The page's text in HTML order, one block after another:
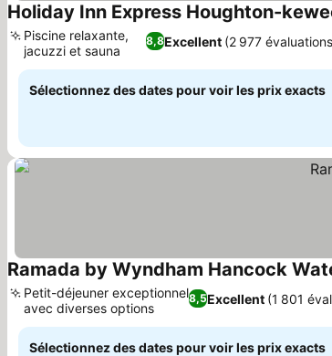
Holiday Inn Express Houghton-
8,8Excellent (2 977
Piscine relaxante,
jacuzzi et sauna
Sélectionnez des dates pour voir les prix exacts
Ramada by Wyndham Hancock
8,5Excellent (1 801
Petit-déjeuner exceptionnel
avec diverses options
Sélectionnez des dates pour voir les prix exacts